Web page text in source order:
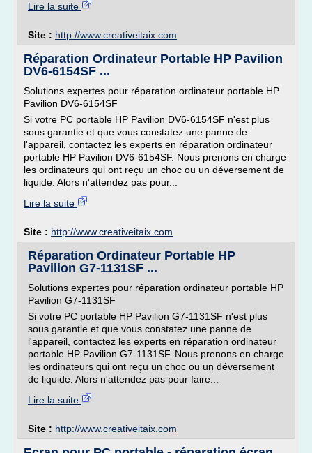
Lire la suite
Site : http://www.creativeitaix.com
Réparation Ordinateur Portable HP Pavilion
DV6-6154SF ...
Solutions expertes pour réparation ordinateur portable HP
Pavilion DV6-6154SF
Si votre PC portable HP Pavilion DV6-6154SF n'est plus
sous garantie et que vous constatez une panne de
l'appareil, contactez les experts en réparation ordinateur
portable HP Pavilion DV6-6154SF. Nous prenons en charge
les ordinateurs qui ont reçu un choc ou un déversement de
liquide. Alors n'attendez pas pour...
Lire la suite
Site : http://www.creativeitaix.com
Réparation Ordinateur Portable HP
Pavilion G7-1131SF ...
Solutions expertes pour réparation ordinateur portable HP
Pavilion G7-1131SF
Si votre PC portable HP Pavilion G7-1131SF n'est plus
sous garantie et que vous constatez une panne de
l'appareil, contactez les experts en réparation ordinateur
portable HP Pavilion G7-1131SF. Nous prenons en charge
les ordinateurs qui ont reçu un choc ou un déversement
de liquide. Alors n'attendez pas pour faire...
Lire la suite
Site : http://www.creativeitaix.com